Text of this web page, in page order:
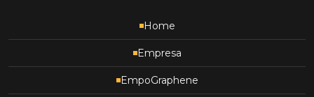
Home
Empresa
EmpoGraphene